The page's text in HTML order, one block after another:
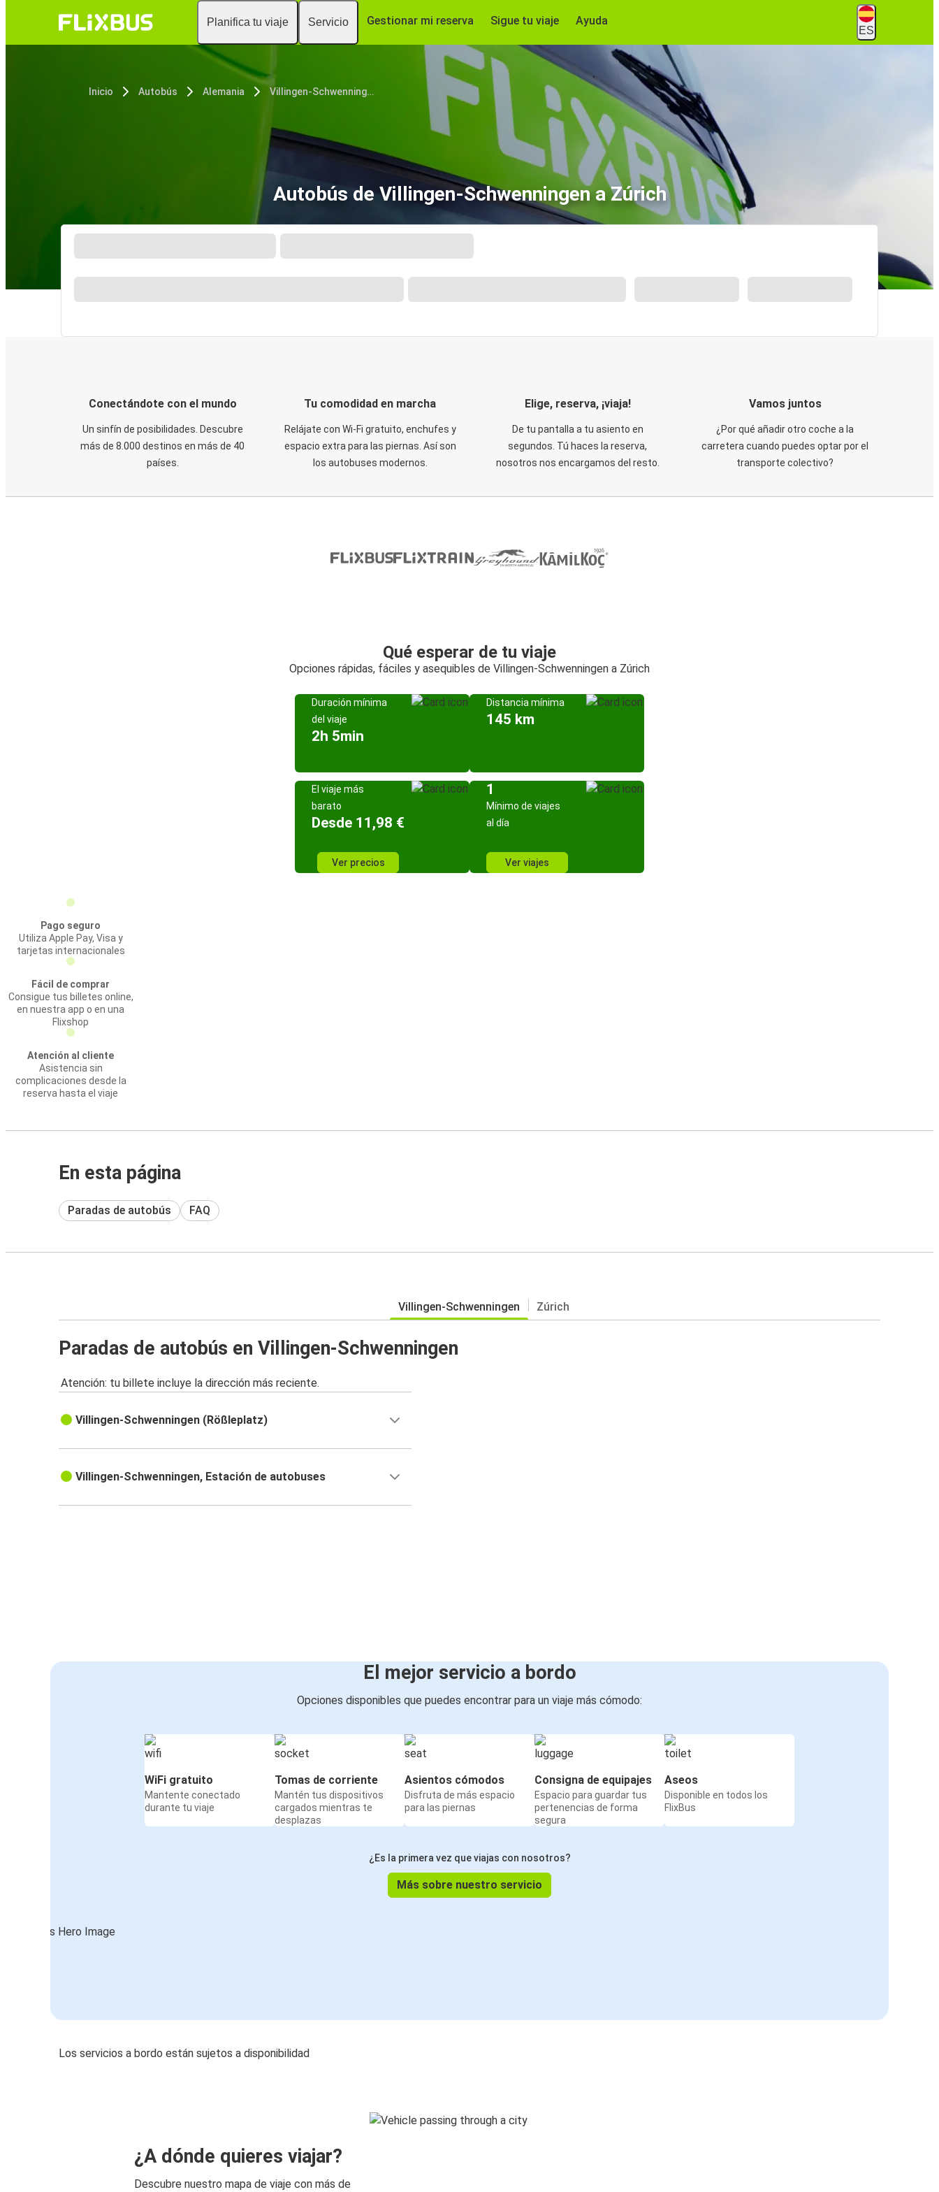
Planifica tu viaje Servicio Gestionar mi reserva Sigue tu viaje Ayuda
ES
Inicio Autobús Alemania Villingen-Schwenningen
Autobús de Villingen-Schwenningen a Zúrich
Conectándote con el mundo
Un sinfín de posibilidades. Descubre
más de 8.000 destinos en más de 40
países.
Tu comodidad en marcha
Relájate con Wi-Fi gratuito, enchufes y
espacio extra para las piernas. Así son
los autobuses modernos.
Elige, reserva, ¡viaja!
De tu pantalla a tu asiento en
segundos. Tú haces la reserva,
nosotros nos encargamos del resto.
Vamos juntos
¿Por qué añadir otro coche a la
carretera cuando puedes optar por el
transporte colectivo?
Qué esperar de tu viaje
Opciones rápidas, fáciles y asequibles de Villingen-Schwenningen a Zúrich
Duración mínima
del viaje
2h 5min
Distancia mínima
145 km
El viaje más
barato
Desde 11,98 €
Ver precios
1
Mínimo de viajes
al día
Ver viajes
Pago seguro
Utiliza Apple Pay, Visa y
tarjetas internacionales
Fácil de comprar
Consigue tus billetes online,
en nuestra app o en una
Flixshop
Atención al cliente
Asistencia sin
complicaciones desde la
reserva hasta el viaje
En esta página
Paradas de autobús FAQ
Villingen-Schwenningen Zúrich
Paradas de autobús en Villingen-Schwenningen
Atención: tu billete incluye la dirección más reciente.
Villingen-Schwenningen (Rößleplatz)
Villingen-Schwenningen, Estación de autobuses
El mejor servicio a bordo
Opciones disponibles que puedes encontrar para un viaje más cómodo:
WiFi gratuito
Mantente conectado
durante tu viaje
Tomas de corriente
Mantén tus dispositivos
cargados mientras te
desplazas
Asientos cómodos
Disfruta de más espacio
para las piernas
Consigna de equipajes
Espacio para guardar tus
pertenencias de forma
segura
Aseos
Disponible en todos los
FlixBus
¿Es la primera vez que viajas con nosotros?
Más sobre nuestro servicio
Los servicios a bordo están sujetos a disponibilidad
¿A dónde quieres viajar?
Descubre nuestro mapa de viaje con más de